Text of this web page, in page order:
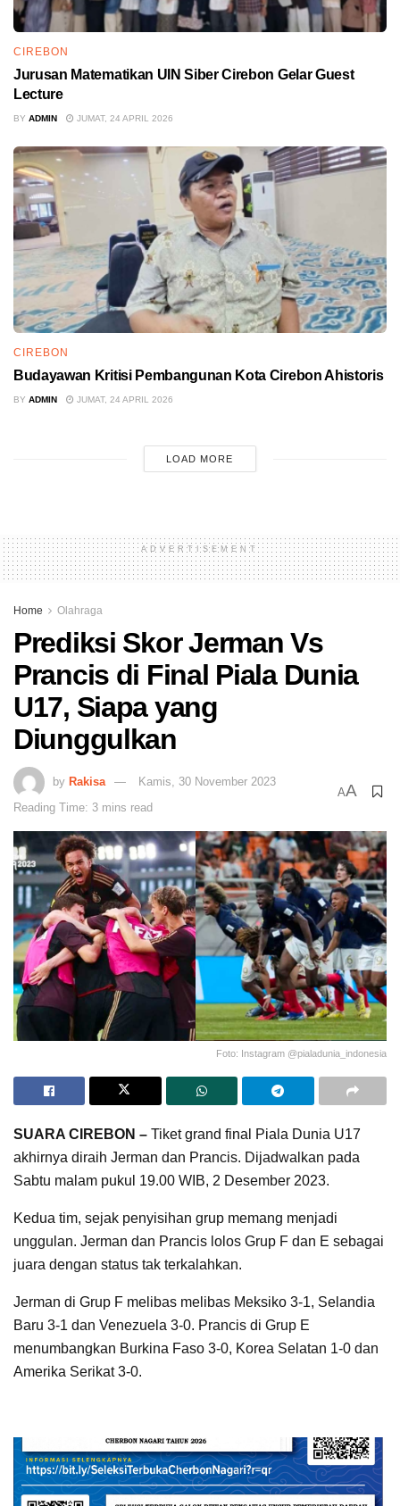
CIREBON
Jurusan Matematikan UIN Siber Cirebon Gelar Guest
Lecture
BY ADMIN JUMAT, 24 APRIL 2026
CIREBON
Budayawan Kritisi Pembangunan Kota Cirebon Ahistoris
BY ADMIN JUMAT, 24 APRIL 2026
LOAD MORE
ADVERTISEMENT
Home Olahraga
Prediksi Skor Jerman Vs
Prancis di Final Piala Dunia
U17, Siapa yang
Diunggulkan
by Rakisa
Kamis, 30 November 2023
Reading Time: 3 mins read
AA
Foto: Instagram @pialadunia_indonesia
SUARA CIREBON – Tiket grand final Piala Dunia U17
akhirnya diraih Jerman dan Prancis. Dijadwalkan pada
Sabtu malam pukul 19.00 WIB, 2 Desember 2023.
Kedua tim, sejak penyisihan grup memang menjadi
unggulan. Jerman dan Prancis lolos Grup F dan E sebagai
juara dengan status tak terkalahkan.
Jerman di Grup F melibas melibas Meksiko 3-1, Selandia
Baru 3-1 dan Venezuela 3-0. Prancis di Grup E
menumbangkan Burkina Faso 3-0, Korea Selatan 1-0 dan
Amerika Serikat 3-0.